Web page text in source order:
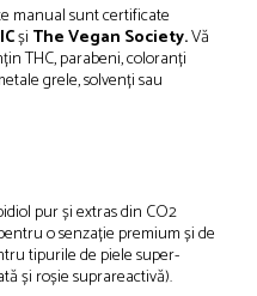
manual sunt certificate
și The Vegan Society.Vă
THC, parabeni, coloranți
grele, solvenți sau
pur și extras din CO2
o senzație premium și de
tipurile de piele super-
și roșie suprareactivă).